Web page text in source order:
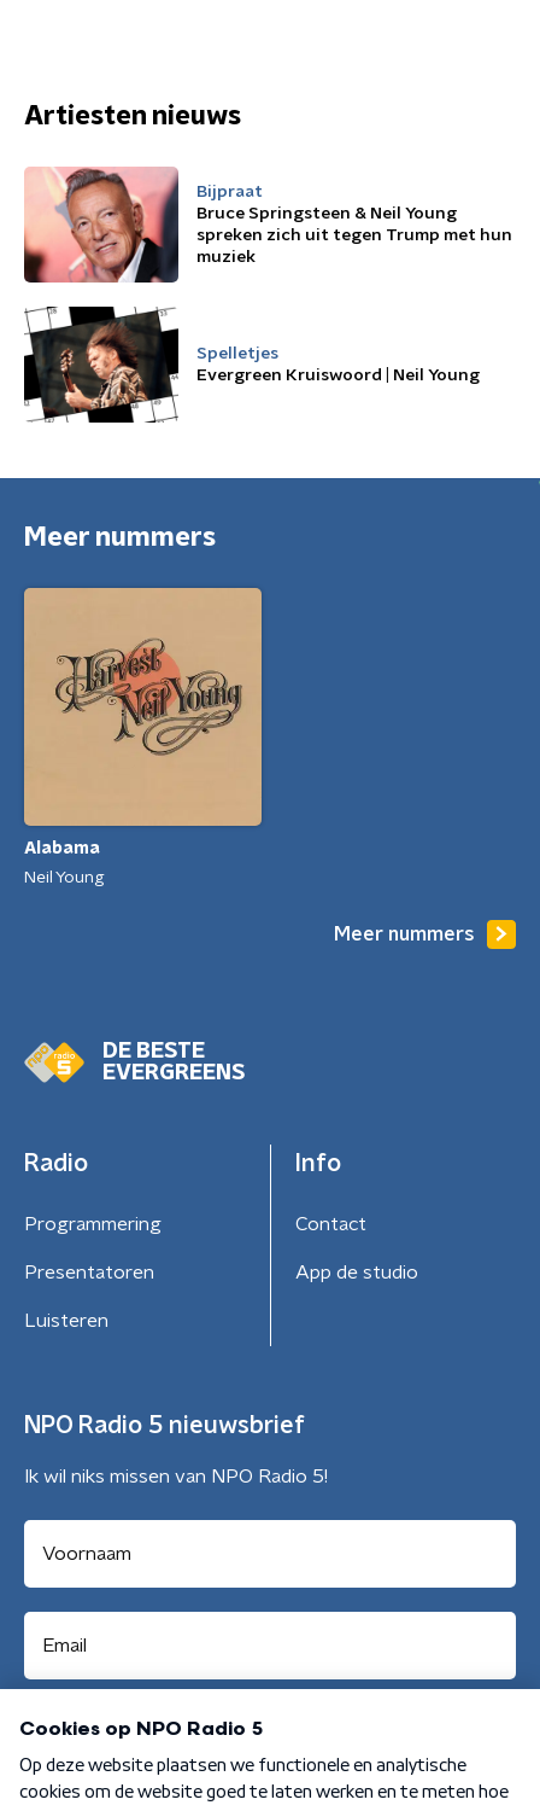
Artiesten nieuws
Bijpraat
Bruce Springsteen & Neil Young
spreken zich uit tegen Trump met hun
muziek
Spelletjes
Evergreen Kruiswoord | Neil Young
Meer nummers
Alabama
Neil Young
Meer nummers
DE BESTE
EVERGREENS
Radio
Programmering
Presentatoren
Luisteren
Info
Contact
App de studio
NPO Radio 5 nieuwsbrief
Ik wil niks missen van NPO Radio 5!
Aanmelden